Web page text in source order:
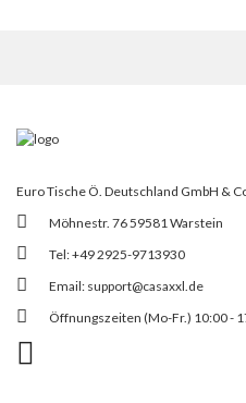
Euro Tische Ö. Deutschland GmbH &
Möhnestr. 76 59581 Warstein
Tel: +49 2925-9713930
Email: support@casaxxl.de
Öffnungszeiten (Mo-Fr.) 10:00 -